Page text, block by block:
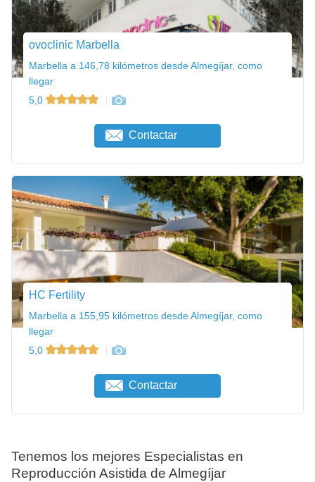
ovoclinic Marbella
Marbella a 146,78 kilómetros desde Almegíjar, como
llegar
5,0
Contactar
HC Fertility
Marbella a 155,95 kilómetros desde Almegíjar, como
llegar
5,0
Contactar
Tenemos los mejores Especialistas en
Reproducción Asistida de Almegíjar